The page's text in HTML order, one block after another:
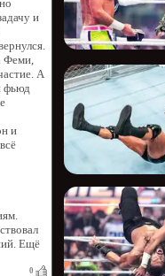
и
Феми,
А
фьюд
и
Ещё
0